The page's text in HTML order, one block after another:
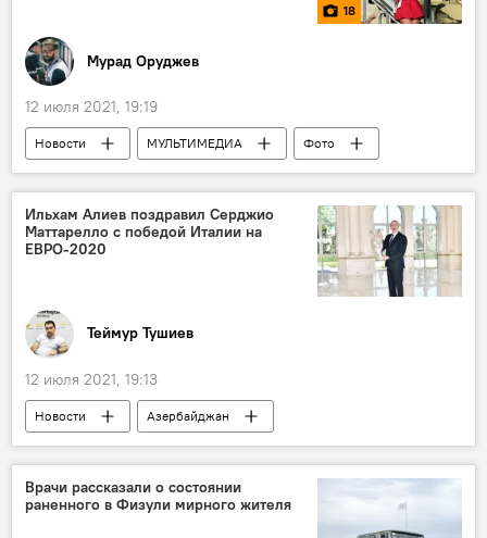
18
Мурад Оруджев
12 июля 2021, 19:19
Новости МУЛЬТИМЕДИА
Фото
Новости мира
Спорт
ЖИЗНЬ
Болельщицы
Евро-2020
Ильхам Алиев поздравил Серджио
Маттарелло с победой Италии на
ЕВРО-2020
Теймур Тушиев
12 июля 2021, 19:13
Новости
Азербайджан
Новости мира
Спорт
ЖИЗНЬ
Италия
Евро-2020
победа поздравление
Врачи рассказали о состоянии
раненного в Физули мирного жителя